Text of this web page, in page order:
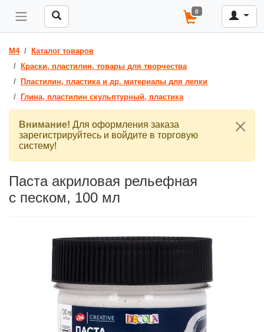
0
M4
Каталог товаров
Краски, пластилин, товары для творчества
Пластилин, пластика и др. материалы для лепки
Глина, пластилин скульптурный, пластика
Внимание! Для оформления заказа
зарегистрируйтесь и войдите в торговую
систему!
Паста акриловая рельефная
с песком, 100 мл